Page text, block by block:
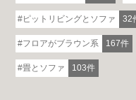
ピットリビングとソファ 32
フロアがブラウン系 167件
畳とソファ 103件